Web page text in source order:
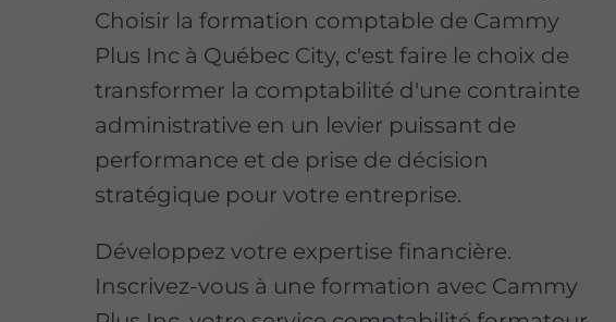
Choisir la formation comptable de Cammy
Plus Inc à Québec City, c'est faire le choix de
transformer la comptabilité d'une contrainte
administrative en un levier puissant de
performance et de prise de décision
stratégique pour votre entreprise.
Développez votre expertise financière.
Inscrivez-vous à une formation avec Cammy